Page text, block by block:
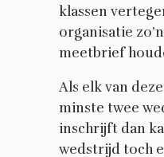
klassen
organisatie
meetbrief
Als elk van
minste twee
inschrijft dan
wedstrijd toch